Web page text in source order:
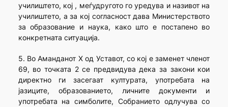
училиштето, кој , меѓудругото го уредува и називот на
училиштето, а за кој согласност дава Министерството
за образование и наука, како што е постапено во
конкретната ситуација.
5. Во Аманданот Х од Уставот, со кој е заменет членот
69, во точката 2 се предвидува дека за закони кои
директно ги засегаат културата, употребата на
јазиците, образованието, личните документи и
употребата на симболите, Собранието одлучува со